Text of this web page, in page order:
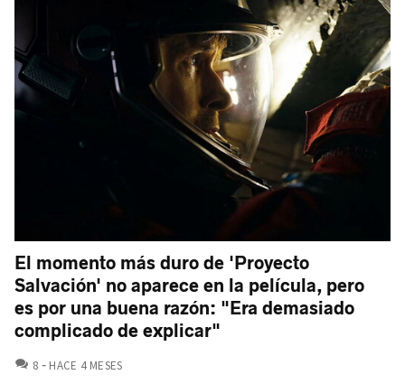
El momento más duro de 'Proyecto
Salvación' no aparece en la película, pero
es por una buena razón: "Era demasiado
complicado de explicar"
8 COMENTARIOS
HACE 4 MESES